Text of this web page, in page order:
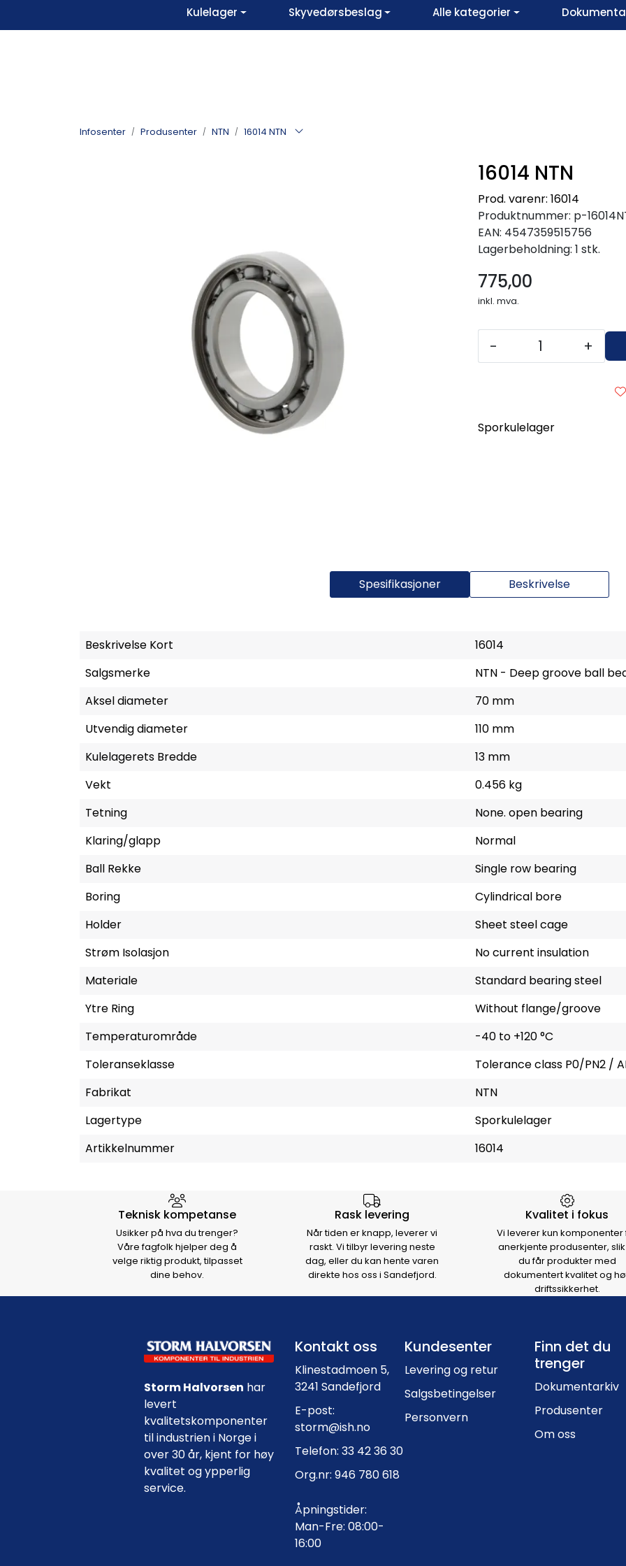
Kulelager Skyvedørsbeslag Alle kategorier
Infosenter Produsenter NTN 16014 NTN
16014 NTN
Prod. varenr: 16014
Produktnummer: p-
EAN: 4547359515756
Lagerbeholdning: 1 stk.
775,00
inkl. mva.
- +
Sporkulelager
Spesifikasjoner Beskrivelse
Beskrivelse Kort
16014
Salgsmerke
NTN - Deep groove ball
Aksel diameter
70 mm
Utvendig diameter
110 mm
Kulelagerets Bredde
13 mm
Vekt
0.456 kg
Tetning
None. open bearing
Klaring/glapp
Normal
Ball Rekke
Single row bearing
Boring
Cylindrical bore
Holder
Sheet steel cage
Strøm Isolasjon
No current insulation
Materiale
Standard bearing steel
Ytre Ring
Without flange/groove
Temperaturområde
-40 to +120 °C
Toleranseklasse
Tolerance class P0/PN2 /
Fabrikat
NTN
Lagertype
Sporkulelager
Artikkelnummer
16014
Hvorfor velge Storm Halvorsen
Teknisk kompetanse
Usikker på hva du trenger?
Våre fagfolk hjelper deg å
velge riktig produkt, tilpasset
dine behov.
Rask levering
Når tiden er knapp, leverer vi
raskt. Vi tilbyr levering neste
dag, eller du kan hente varen
direkte hos oss i Sandefjord.
Kvalitet i fokus
Vi leverer kun komponenter
anerkjente produsenter,
du får produkter med
dokumentert kvalitet og
driftssikkerhet.
Footer navigation
Storm Halvorsen har
levert
kvalitetskomponenter
til industrien i Norge i
over 30 år, kjent for høy
kvalitet og ypperlig
service.
Kontakt oss
Klinestadmoen 5,
3241 Sandefjord
E-post:
storm@ish.no
Telefon: 33 42 36 30
Org.nr: 946 780 618
Åpningstider:
Man-Fre: 08:00-
16:00
Kundesenter
Levering og retur
Salgsbetingelser
Personvern
Finn det du
trenger
Dokumentarkiv
Produsenter
Om oss